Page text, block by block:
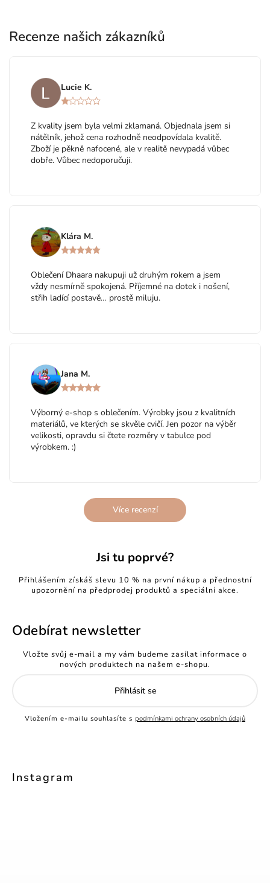
Recenze našich zákazníků
Lucie K.
Z kvality jsem byla velmi zklamaná. Objednala jsem si
nátělník, jehož cena rozhodně neodpovídala kvalitě.
Zboží je pěkně nafocené, ale v realitě nevypadá vůbec
dobře. Vůbec nedoporučuji.
Klára M.
Oblečení Dhaara nakupuji už druhým rokem a jsem
vždy nesmírně spokojená. Příjemné na dotek i nošení,
střih ladící postavě… prostě miluju.
Jana M.
Výborný e-shop s oblečením. Výrobky jsou z kvalitních
materiálů, ve kterých se skvěle cvičí. Jen pozor na výběr
velikosti, opravdu si čtete rozměry v tabulce pod
výrobkem. :)
Více recenzí
Instagram
Jsi tu poprvé?
Přihlášením získáš slevu 10 % na první nákup a přednostní
upozornění na předprodej produktů a speciální akce.
Odebírat newsletter
Vložte svůj e-mail a my vám budeme zasílat informace o
nových produktech na našem e-shopu.
Vložením e-mailu souhlasíte s podmínkami ochrany osobních údajů
Přihlásit se